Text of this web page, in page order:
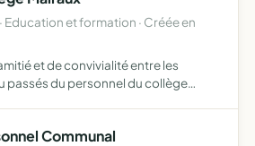
Education et formation · Créée en
et de convivialité entre les
passés du personnel du collège
Communal